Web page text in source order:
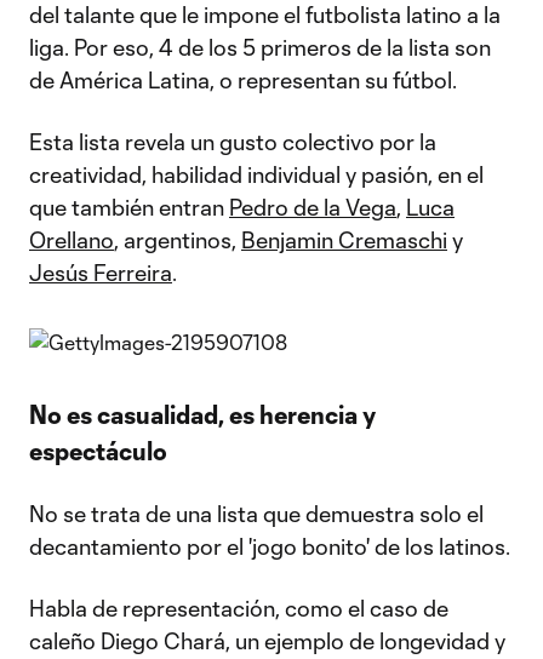
del talante que le impone el futbolista latino a la
liga. Por eso, 4 de los 5 primeros de la lista son
de América Latina, o representan su fútbol.
Esta lista revela un gusto colectivo por la
creatividad, habilidad individual y pasión, en el
que también entran Pedro de la Vega, Luca
Orellano, argentinos, Benjamin Cremaschi y
Jesús Ferreira.
No es casualidad, es herencia y
espectáculo
No se trata de una lista que demuestra solo el
decantamiento por el 'jogo bonito' de los latinos.
Habla de representación, como el caso de
caleño Diego Chará, un ejemplo de longevidad y